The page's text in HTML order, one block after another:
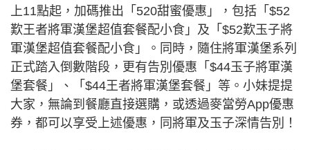
上11點起，加碼推出「520甜蜜優惠」，包括「$52
歎王者將軍漢堡超值套餐配小食」及「$52歎玉子將
軍漢堡超值套餐配小食」。同時，隨住將軍漢堡系列
正式踏入倒數階段，更有告別優惠「$44玉子將軍漢
堡套餐」、「$44王者將軍漢堡套餐」等。小妹提提
大家，無論到餐廳直接選購，或透過麥當勞App優惠
券，都可以享受上述優惠，同將軍及玉子深情告別！